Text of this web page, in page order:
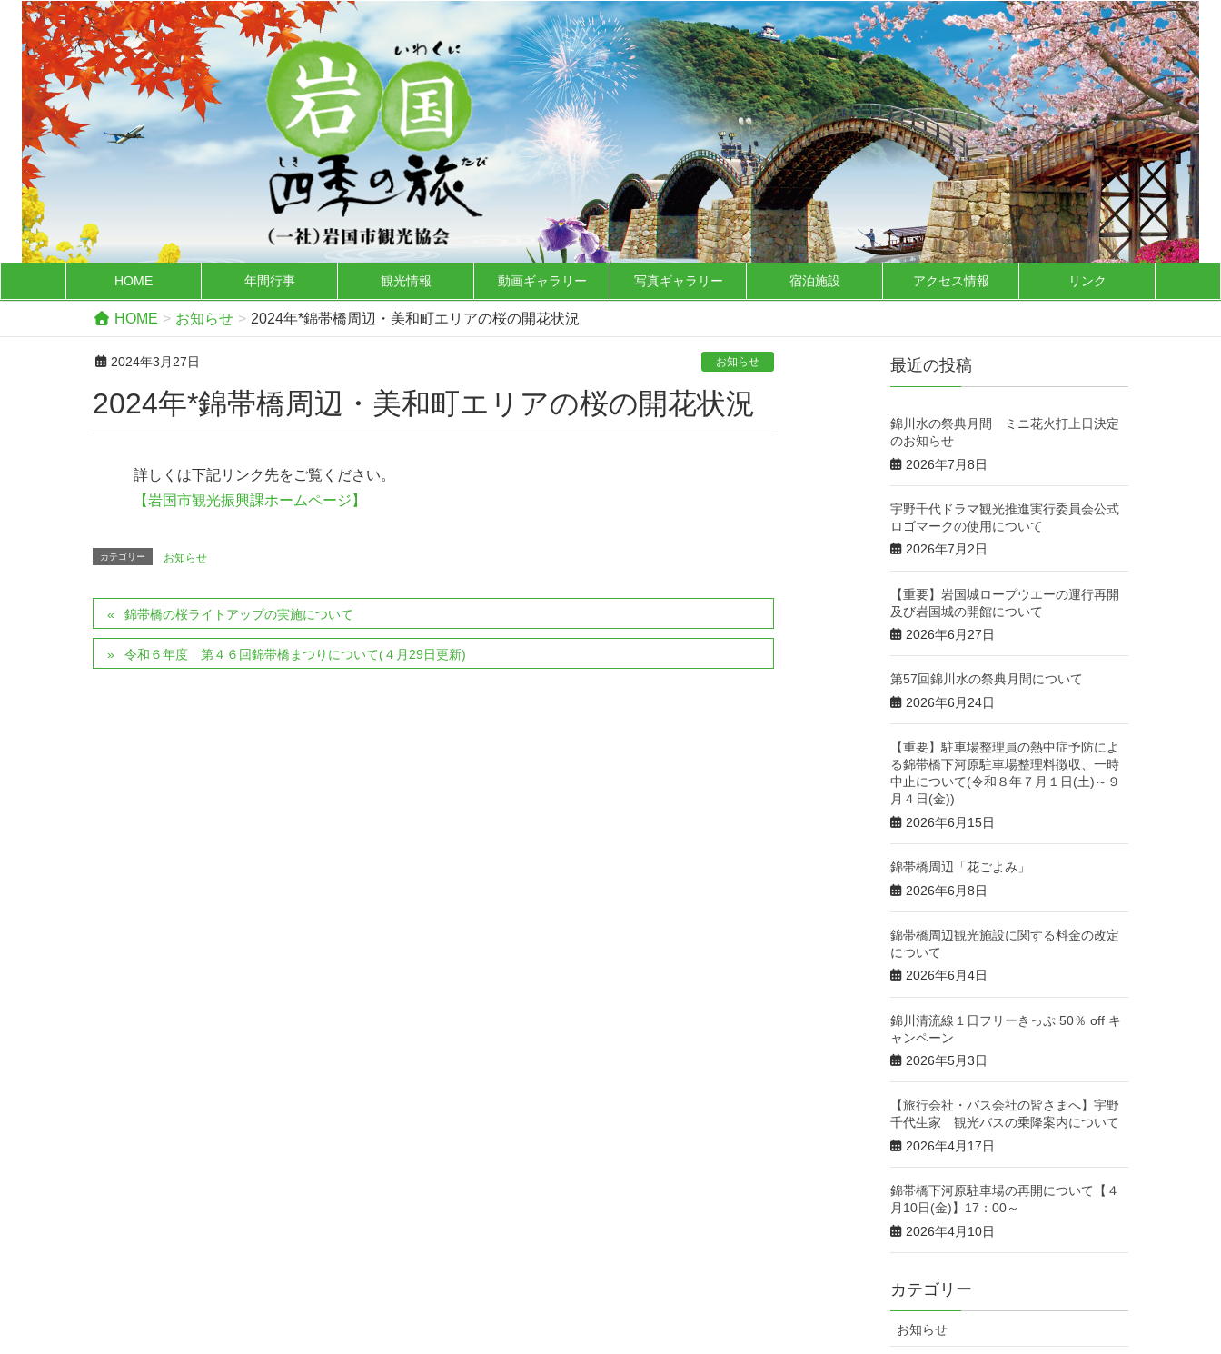
HOME 年間行事 観光情報 動画ギャラリー 写真ギャラリー 宿泊施設 アクセス情報 リンク
HOME お知らせ 2024年*錦帯橋周辺・美和町エリアの桜の開花状況
2024年3月27日 お知らせ
2024年*錦帯橋周辺・美和町エリアの桜の開花状況
詳しくは下記リンク先をご覧ください。
【岩国市観光振興課ホームページ】
カテゴリー お知らせ
錦帯橋の桜ライトアップの実施について
令和６年度 第４６回錦帯橋まつりについて(４月29日更新)
最近の投稿
錦川水の祭典月間 ミニ花火打上日決定
のお知らせ
2026年7月8日
宇野千代ドラマ観光推進実行委員会公式
ロゴマークの使用について
2026年7月2日
【重要】岩国城ロープウエーの運行再開
及び岩国城の開館について
2026年6月27日
第57回錦川水の祭典月間について
2026年6月24日
【重要】駐車場整理員の熱中症予防によ
る錦帯橋下河原駐車場整理料徴収、一時
中止について(令和８年７月１日(土)～９
月４日(金))
2026年6月15日
錦帯橋周辺「花ごよみ」
2026年6月8日
錦帯橋周辺観光施設に関する料金の改定
について
2026年6月4日
錦川清流線１日フリーきっぷ 50％ off キ
ャンペーン
2026年5月3日
【旅行会社・バス会社の皆さまへ】宇野
千代生家 観光バスの乗降案内について
2026年4月17日
錦帯橋下河原駐車場の再開について【４
月10日(金)】17：00～
2026年4月10日
カテゴリー
お知らせ